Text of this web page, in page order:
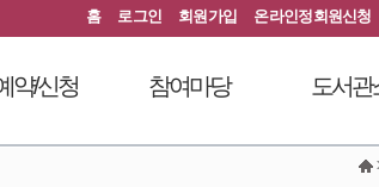
홈 로그인 회원가입 온라인정회원신청
약/신청 참여마당 도서관
공지사